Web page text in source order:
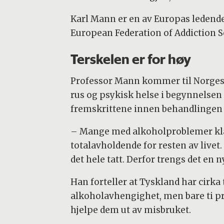
Karl Mann er en av Europas
European Federation of Addiction
Terskelen er for høy
Professor Mann kommer til
rus og psykisk helse i
fremskrittene innen
– Mange med alkoholproblemer
totalavholdende for resten av
det hele tatt. Derfor trengs det en
Han forteller at Tyskland har
alkoholavhengighet, men bare ti
hjelpe dem ut av misbruket.